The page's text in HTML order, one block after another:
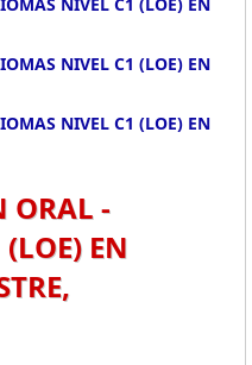
NIVEL C1 (LOE) EN
NIVEL C1 (LOE) EN
ORAL -
EN